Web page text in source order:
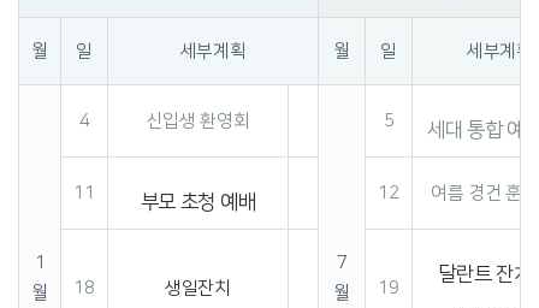
월 일 세부계획 월 일 세부계획
1
월
4 신입생 환영회
7
월
5 세대 통합 예
11 부모 초청 예배 12 여름 경건 훈련
18 생일잔치 19
달란트 잔치